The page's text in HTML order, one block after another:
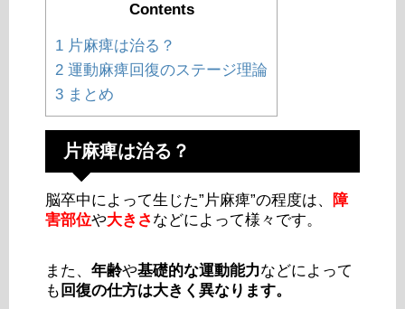
Contents
1 片麻痺は治る？
2 運動麻痺回復のステージ理論
3 まとめ
片麻痺は治る？
脳卒中によって生じた”片麻痺”の程度は、
障
害部位や大きさなどによって様々です。
また、 年齢や基礎的な運動能力などによって
も 回復の仕方は大きく異なります。